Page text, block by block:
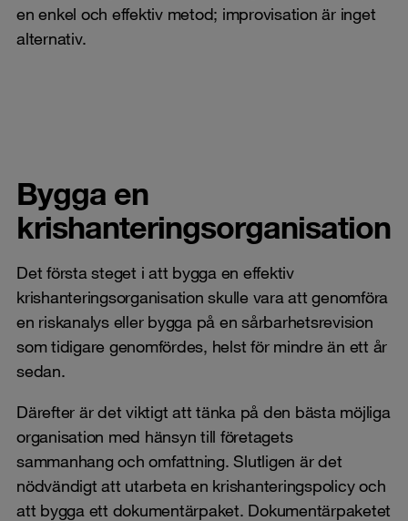
en enkel och effektiv metod; improvisation är inget
alternativ.
Bygga en
krishanteringsorganisation
Det första steget i att bygga en effektiv
krishanteringsorganisation skulle vara att genomföra
en riskanalys eller bygga på en sårbarhetsrevision
som tidigare genomfördes, helst för mindre än ett år
sedan.
Därefter är det viktigt att tänka på den bästa möjliga
organisation med hänsyn till företagets
sammanhang och omfattning. Slutligen är det
nödvändigt att utarbeta en krishanteringspolicy och
att bygga ett dokumentärpaket. Dokumentärpaketet